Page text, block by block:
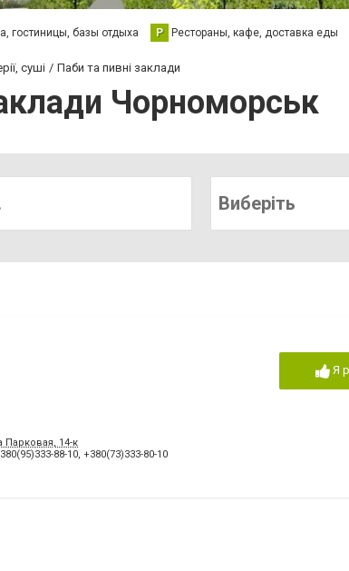
гостиницы, базы отдыха Р Рестораны, кафе, доставка еды
суші Паби та пивні заклади
Чорноморськ
Виберіть
14-к
88-10, +380(73)333-80-10
Я